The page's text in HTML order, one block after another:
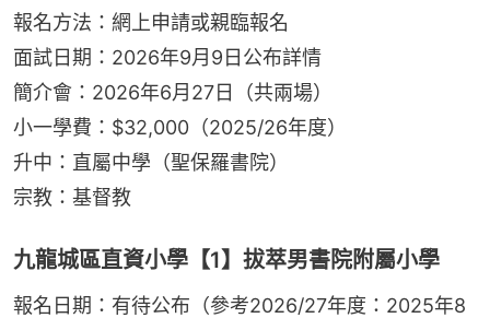
報名方法：網上申請或親臨報名
面試日期：2026年9月9日公布詳情
簡介會：2026年6月27日（共兩場）
小一學費：$32,000（2025/26年度）
升中：直屬中學（聖保羅書院）
宗教：基督教
九龍城區直資小學【1】拔萃男書院附屬小學
報名日期：有待公布（參考2026/27年度：2025年8